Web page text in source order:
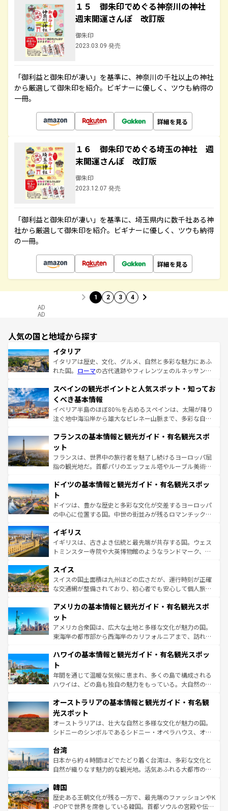
１５ 御朱印でめぐる神奈川の神社
週末開運さんぽ 改訂版
御朱印
2023.03.09 発売
「御利益と御朱印が凄い」を基準に、神奈川の千社以上の神社
から厳選して御朱印を紹介。ビギナーに優しく、ツウも納得の
一冊。
詳細を見る
１６ 御朱印でめぐる埼玉の神社 週
末開運さんぽ 改訂版
御朱印
2023.12.07 発売
「御利益と御朱印が凄い」を基準に、埼玉県内に数千社ある神
社から厳選して御朱印を紹介。ビギナーに優しく、ツウも納得
の一冊。
詳細を見る
1 2 3 4
AD
AD
人気の国と地域から探す
イタリア
イタリアは歴史、文化、グルメ、自然と多彩な魅力にあふ
れた国。 ローマの古代遺跡やフィレンツェのルネッサンス
ろん、トスカーナの美しい田園風景やアマルフィ海岸の絶
景など、自然景観も見逃せない。観光の合間には、本場の
ピザやパスタなど、絶品のイタリア料理を堪能することも
できる。朝目覚めてから夜眠るまで、すべての瞬間を楽し
なお、新着のイタリア情報はコンテンツ一覧を参照してほ
しい。
スペインの観光ポイントと人気スポット・知ってお
くべき基本情報
イベリア半島のほぼ80％を占めるスペインは、太陽が降り
注ぐ地中海沿岸から雄大なピレネー山脈まで、多彩な自然
文化が根付くこの国では、情熱的なフラメンコ、熱気あふ
れる闘牛、そして美味しいタパスが生活の一部となってい
る。首都マドリードの洗練された雰囲気や、バルセロナの
アートに溢れた街角から、地方では古代ローマ遺跡や中世
せる。地方によって風土や気候が異なるスペインはその個
ンテンツ一覧 を参照してほしい。
フランスの基本情報と観光ガイド・有名観光スポ
ット
フランスは、世界中の旅行者を魅了し続けるヨーロッパ屈
指の観光地だ。首都パリのエッフェル塔やルーブル美術館
で、幅広い魅力が詰まっている。華麗な宮殿、歴史的な大
聖堂、美しいビーチ、そして豊かな自然が、訪れる者を心
から魅了する。また、フランスは美食の国としても知ら
れ、フランス料理はユネスコ無形文化遺産にも登録されて
香り高いラベンダー畑など、多彩な楽しみ方が可能だ。さ
らに、パリ以外の地域にも魅力が溢れており、どの街角に
も豊かな歴史と文化が息づいている。パリ以外の個性あふ
を参照してほしい。
ドイツの基本情報と観光ガイド・有名観光スポッ
ト
ドイツは、豊かな歴史と多彩な文化が交差するヨーロッパ
の中心に位置する国。中世の街並みが残るロマンチック街
顔を持つこの国は、どこを歩いても飽きることがない。ベ
ルリンの文化的活気、バイエルン州のアルプスの絶景、そ
してライン川沿いのワイン畑といった風景は必見。ビール
は、お酒好きな人にはぜひ体験してほしい。 なお、新着の
ドイツ情報はコンテンツ一覧を参照してほしい。
イギリス
イギリスは、古きよき伝統と最先端が共存する国。ウェス
トミンスター寺院や大英博物館のようなランドマーク、歴
リアごとに異なる魅力がある。また、優雅なアフタヌーン
ティー、ビール好きにはたまらない英国パブ、サッカー観
戦など、本場だからこそできる体験も豊富。イギリスを旅
ンツ一覧を参照してほしい。
スイス
スイスの国土面積は九州ほどの広さだが、運行時刻が正確
な交通網が整備されており、初心者でも安心して個人旅行
の建物がそのまま残る町や、スイスならではのユニークな
博物館もあり、アルプス観光だけでなく町歩きも満喫する
ことができる。国民の所得が高いため物価も高いが、旅行
者向けの交通パス提供のサービスもあり、うまく活用すれ
着のスイス情報はコンテンツ一覧を参照してほしい。
アメリカの基本情報と観光ガイド・有名観光スポ
ット
アメリカ合衆国は、広大な土地と多様な文化が魅力の国。
東海岸の都市部から西海岸のカリフォルニアまで、訪れる
のような巨大都市は、観光、ショッピング、エンターテイ
ンメントが詰まった刺激的なスポットだ。一方、アメリカ
西部には大自然が広がり、グランドキャニオンやイエロー
ストーン国立公園といった絶景が堪能できる。さらに、南
文化が魅力。旅行者はアメリカの各地域で異なる魅力を楽
しみながら、その多様性と豊かな歴史を感じることができ
るだろう。車でのロードトリップや列車の旅も、アメリカ
ならではの贅沢な旅のスタイルだ。 なお、新着のアメリカ
情報は コンテンツ一覧 を参照してほしい。
ハワイの基本情報と観光ガイド・有名観光スポッ
ト
年間を通じて温暖な気候に恵まれ、多くの島で構成される
ハワイは、どの島も独自の魅力をもっている。大自然の神
ワイ島は見逃せない。また、定番の観光地といえばオアフ
島だが、静かな自然を求めるならマウイ島やカウアイ島が
おすすめ。エメラルドグリーンに輝く海をはじめ、豊かな
文化や歴史が息づいている。「アロハスピリット」と呼ば
人々、おいしいローカルフードやハワイアンミュージッ
ク、伝統的なフラダンスなど、すべてがハワイの魅力を彩
っている。訪れるたびに新しい発見と感動が待っているハ
はコンテンツ一覧
オーストラリアの基本情報と観光ガイド・有名観
光スポット
オーストラリアは、壮大な自然と多様な文化が魅力の国。
シドニーのシンボルであるシドニー・オペラハウス、オー
リアリーフや大陸中央部にそびえるウルル（エアーズロッ
ク）、タスマニアの美しい原生林やケアンズの熱帯雨林な
ど、見どころがたくさん。また、カフェやワイン、オージ
いる。アクティビティも充実しており、サーフィンやダイ
ビング、ハイキングなど、アウトドア好きにはたまらな
い。オーストラリアの多彩な魅力を存分に味わいつくそ
台湾
日本から約４時間ほどでたどり着く台湾は、多彩な文化と
自然が織りなす魅力的な観光地。活気あふれる大都市の台
ン）、静ひつな山岳地帯である台湾東部など、都市の喧騒
と山間の静けさが共存しており、訪れる人に新しい発見と
驚きをもたらしてくれる。また、奥深い台湾の食文化も魅
韓国
歴史ある王朝文化が残る一方で、最先端のファッションやK
-POPで世界を席巻している韓国。首都ソウルの宮殿や伝統